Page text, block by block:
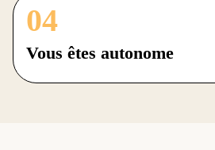
04
Vous êtes autonome